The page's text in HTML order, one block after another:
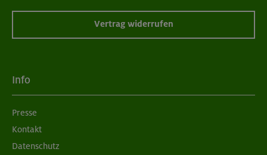
Vertrag widerrufen
Info
Presse
Kontakt
Datenschutz